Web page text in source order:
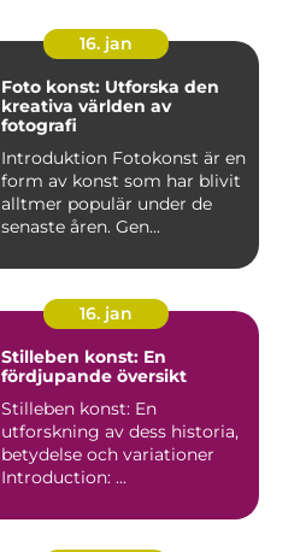
16. jan
Foto konst: Utforska den
kreativa världen av
fotografi
Introduktion Fotokonst är en
form av konst som har blivit
alltmer populär under de
senaste åren. Gen...
16. jan
Stilleben konst: En
fördjupande översikt
Stilleben konst: En
utforskning av dess historia,
betydelse och variationer
Introduction: ...